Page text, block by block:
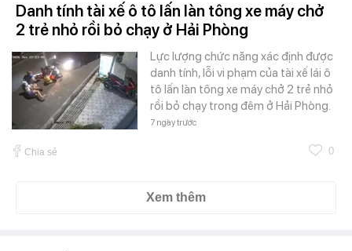
Danh tính tài xế ô tô lấn làn tông xe máy chở
2 trẻ nhỏ rồi bỏ chạy ở Hải Phòng
Lực lượng chức năng xác định được
danh tính, lỗi vi phạm của tài xế lái ô
tô lấn làn tông xe máy chở 2 trẻ nhỏ
rồi bỏ chạy trong đêm ở Hải Phòng.
7 ngày trước
Chia sẻ 0
Xem thêm